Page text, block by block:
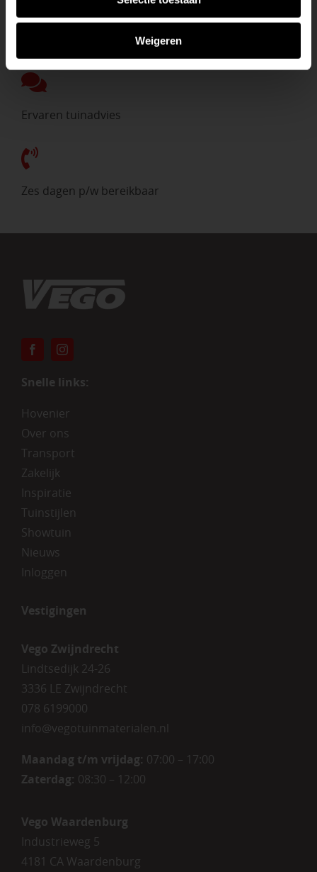
Weigeren
Ervaren tuinadvies
Zes dagen p/w bereikbaar
Snelle links:
Hovenier
Over ons
Transport
Zakelijk
Inspiratie
Tuinstijlen
Showtuin
Nieuws
Inloggen
Vestigingen
Vego Zwijndrecht
Lindtsedijk 24-26
3336 LE Zwijndrecht
078 6199000
info@vegotuinmaterialen.nl
Maandag t/m vrijdag: 07:00 – 17:00
Zaterdag: 08:30 – 12:00
Vego Waardenburg
Industrieweg 5
4181 CA Waardenburg